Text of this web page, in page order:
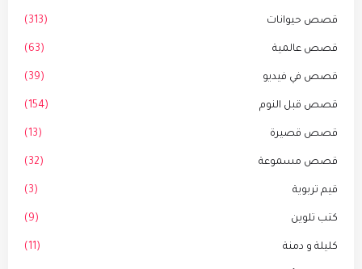
قصص حيوانات (313)
قصص عالمية (63)
قصص في فيديو (39)
قصص قبل النوم (154)
قصص قصيرة (13)
قصص مسموعة (32)
قيم تربوية (3)
كتب تلوين (9)
كليلة و دمنة (11)